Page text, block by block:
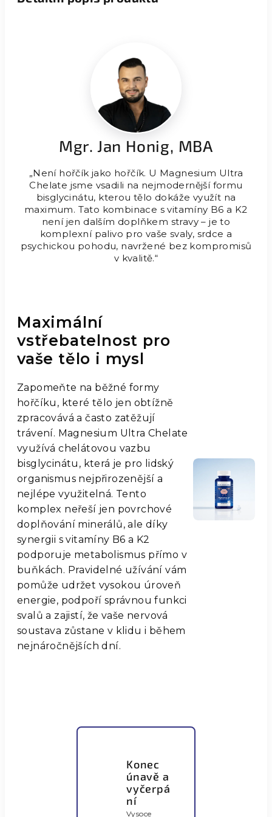
Mgr. Jan Honig, MBA
„Není hořčík jako hořčík. U Magnesium Ultra
Chelate jsme vsadili na nejmodernější formu
bisglycinátu, kterou tělo dokáže využít na
maximum. Tato kombinace s vitamíny B6 a K2
není jen dalším doplňkem stravy – je to
komplexní palivo pro vaše svaly, srdce a
psychickou pohodu, navržené bez kompromisů
v kvalitě.“
Maximální
vstřebatelnost pro
vaše tělo i mysl
Zapomeňte na běžné formy
hořčíku, které tělo jen obtížně
zpracovává a často zatěžují
trávení. Magnesium Ultra Chelate
využívá chelátovou vazbu
bisglycinátu, která je pro lidský
organismus nejpřirozenější a
nejlépe využitelná. Tento
komplex neřeší jen povrchové
doplňování minerálů, ale díky
synergii s vitamíny B6 a K2
podporuje metabolismus přímo v
buňkách. Pravidelné užívání vám
pomůže udržet vysokou úroveň
energie, podpoří správnou funkci
svalů a zajistí, že vaše nervová
soustava zůstane v klidu i během
nejnáročnějších dní.
Konec
únavě a
vyčerpá
ní
Vysoce